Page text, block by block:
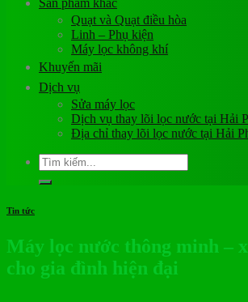
Sản phẩm khác
Quạt và Quạt điều hòa
Linh – Phụ kiện
Máy lọc không khí
Khuyến mãi
Dịch vụ
Sửa máy lọc
Dịch vụ thay lõi lọc nước tại Hải
Địa chỉ thay lõi lọc nước tại Hải
Tìm
kiếm:
Tin tức
Máy lọc nước thông minh –
cho gia đình hiện đại